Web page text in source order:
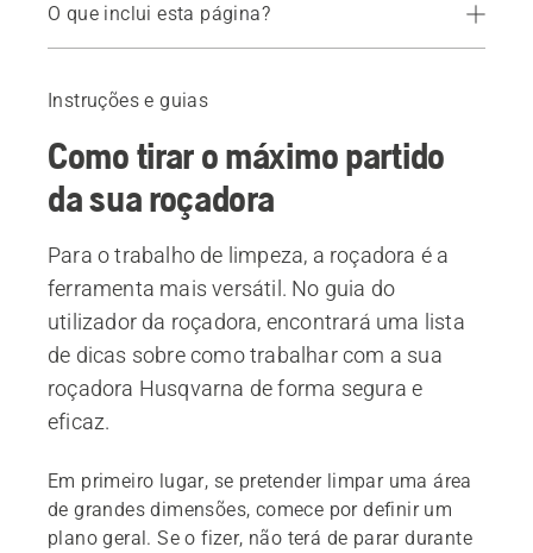
O que inclui esta página?
A correia de fixação
Manutenção e revisão
Instruções e guias
Como tirar o máximo partido
da sua roçadora
Para o trabalho de limpeza, a roçadora é a
ferramenta mais versátil. No guia do
utilizador da roçadora, encontrará uma lista
de dicas sobre como trabalhar com a sua
roçadora Husqvarna de forma segura e
eficaz.
Em primeiro lugar, se pretender limpar uma área
de grandes dimensões, comece por definir um
plano geral. Se o fizer, não terá de parar durante